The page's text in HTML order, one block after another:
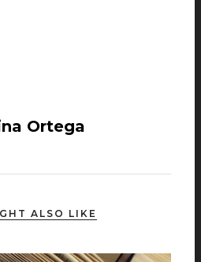
Ortega
ALSO LIKE